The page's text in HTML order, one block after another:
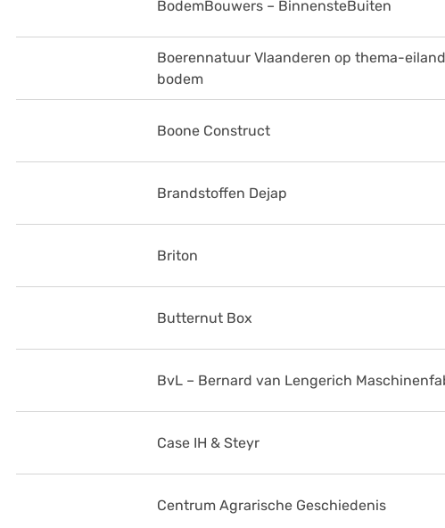
BodemBouwers – BinnensteBuiten
Boerennatuur Vlaanderen op thema-eiland
bodem
Boone Construct
Brandstoffen Dejap
Briton
Butternut Box
BvL – Bernard van Lengerich
Case IH & Steyr
Centrum Agrarische Geschiedenis